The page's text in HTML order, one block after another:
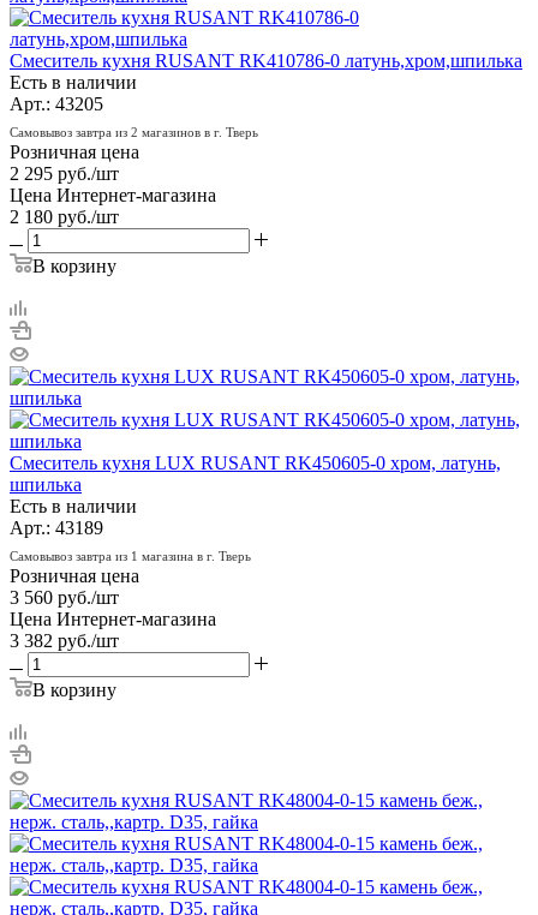
Смеситель кухня RUSANT RK410786-0 латунь,хром,шпилька
Есть в наличии
Арт.: 43205
Самовывоз завтра из 2 магазинов в г. Тверь
Розничная цена
2 295 руб./шт
Цена Интернет-магазина
2 180 руб./шт
В корзину
Смеситель кухня LUX RUSANT RK450605-0 хром, латунь,
шпилька
Есть в наличии
Арт.: 43189
Самовывоз завтра из 1 магазина в г. Тверь
Розничная цена
3 560 руб./шт
Цена Интернет-магазина
3 382 руб./шт
В корзину